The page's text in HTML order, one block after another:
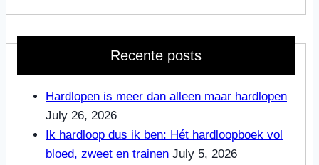
Recente posts
Hardlopen is meer dan alleen maar hardlopen
July 26, 2026
Ik hardloop dus ik ben: Hét hardloopboek vol
bloed, zweet en trainen July 5, 2026